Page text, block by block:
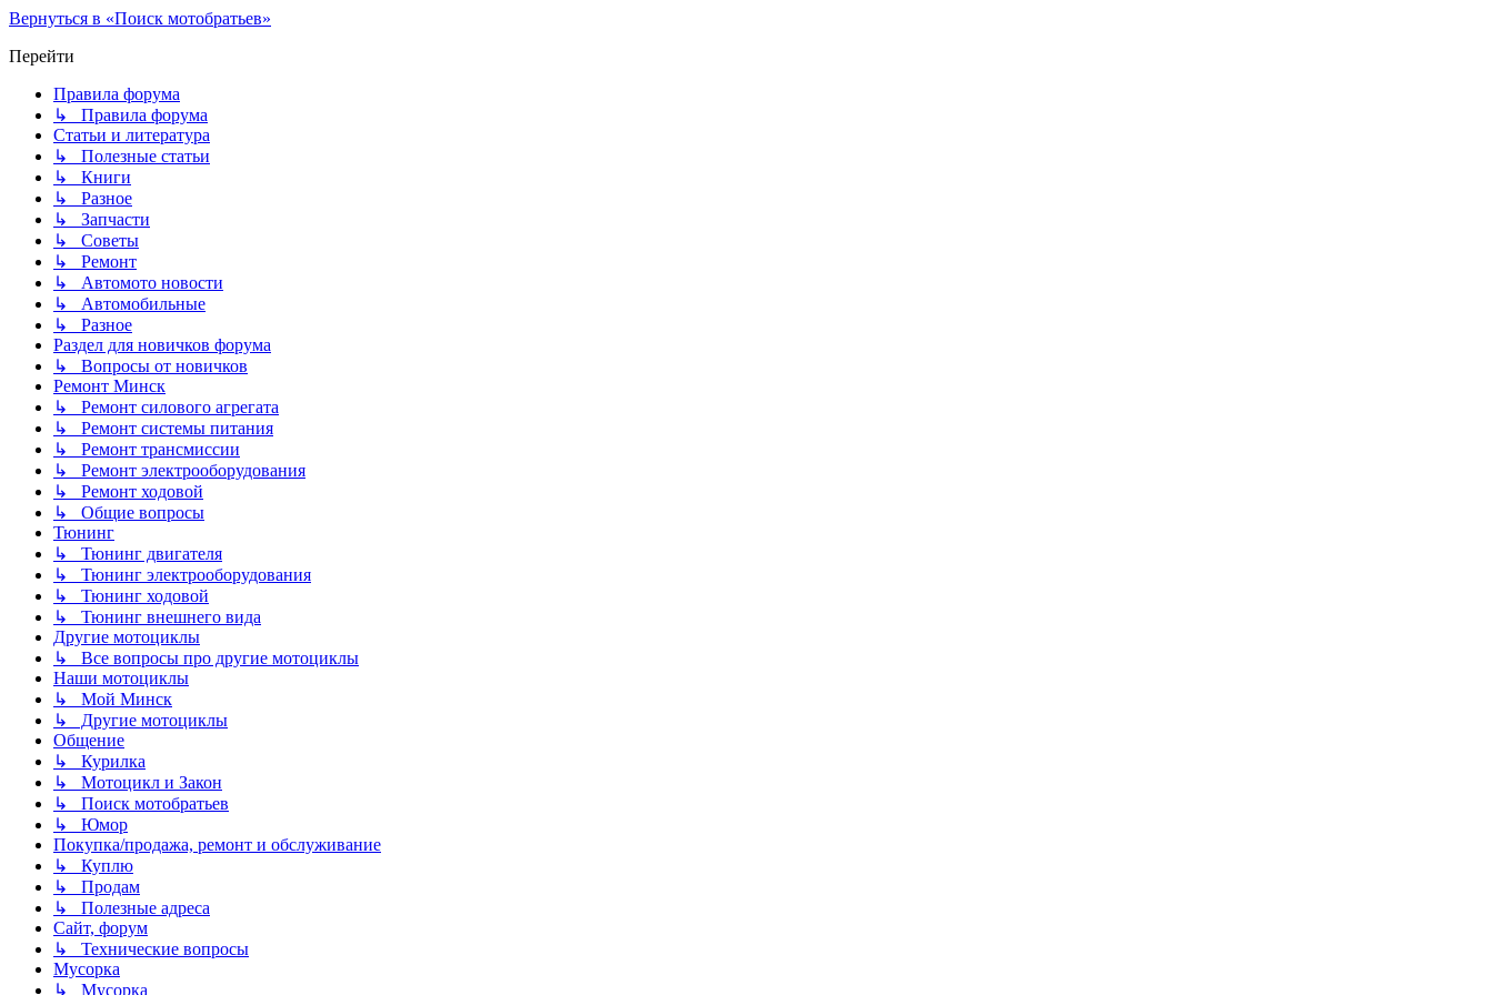
Вернуться в «Поиск мотобратьев»
Перейти
Правила форума
↳ Правила форума
Статьи и литература
↳ Полезные статьи
↳ Книги
↳ Разное
↳ Запчасти
↳ Советы
↳ Ремонт
↳ Автомото новости
↳ Автомобильные
↳ Разное
Раздел для новичков форума
↳ Вопросы от новичков
Ремонт Минск
↳ Ремонт силового агрегата
↳ Ремонт системы питания
↳ Ремонт трансмиссии
↳ Ремонт электрооборудования
↳ Ремонт ходовой
↳ Общие вопросы
Тюнинг
↳ Тюнинг двигателя
↳ Тюнинг электрооборудования
↳ Тюнинг ходовой
↳ Тюнинг внешнего вида
Другие мотоциклы
↳ Все вопросы про другие мотоциклы
Наши мотоциклы
↳ Мой Минск
↳ Другие мотоциклы
Общение
↳ Курилка
↳ Мотоцикл и Закон
↳ Поиск мотобратьев
↳ Юмор
Покупка/продажа, ремонт и обслуживание
↳ Куплю
↳ Продам
↳ Полезные адреса
Сайт, форум
↳ Технические вопросы
Мусорка
↳ Мусорка